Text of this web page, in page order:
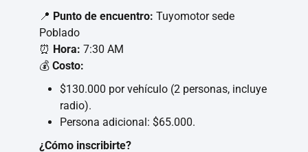
📍 Punto de encuentro: Tuyomotor sede
Poblado
⏰ Hora: 7:30 AM
💰 Costo:
$130.000 por vehículo (2 personas, incluye
radio).
Persona adicional: $65.000.
¿Cómo inscribirte?